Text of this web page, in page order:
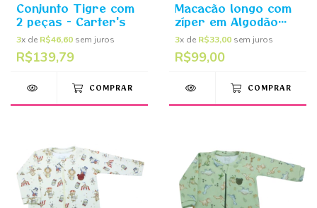
Conjunto Tigre com
2 peças - Carter's
3x de R$46,60 sem juros
R$139,79
COMPRAR
Macacão longo com
zíper em Algodão
egípcio Ursinho
Serenity - Mini Bear
3x de R$33,00 sem juros
R$99,00
COMPRAR